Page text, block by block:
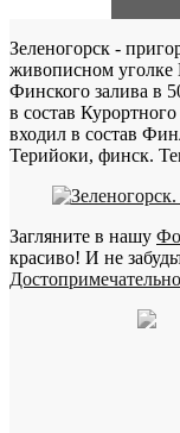
Зеленогорск -
живописном уголке
Финского залива в
в состав
входил в состав
Терийоки, финск.
Загляните в нашу
красиво! И не